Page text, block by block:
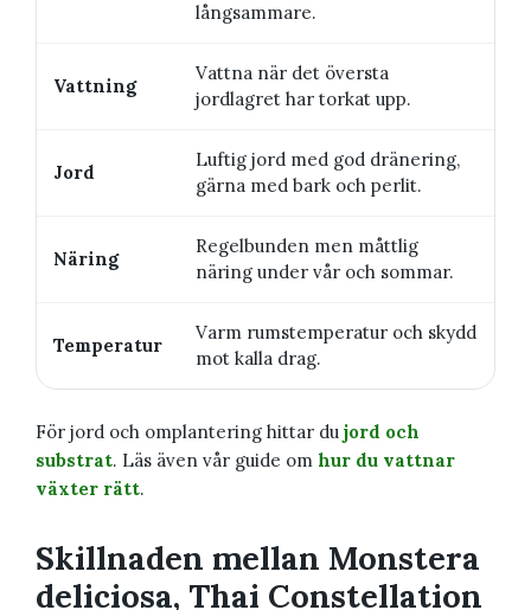
långsammare.
Vattning
Vattna när det översta
jordlagret har torkat upp.
Jord
Luftig jord med god dränering,
gärna med bark och perlit.
Näring
Regelbunden men måttlig
näring under vår och sommar.
Temperatur
Varm rumstemperatur och skydd
mot kalla drag.
För jord och omplantering hittar du jord och
substrat. Läs även vår guide om hur du vattnar
växter rätt.
Skillnaden mellan Monstera
deliciosa, Thai Constellation